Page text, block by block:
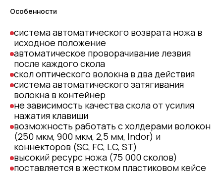
Особенности
система автоматического возврата ножа в
исходное положение
автоматическое проворачивание лезвия
после каждого скола
скол оптического волокна в два действия
система автоматического затягивания
волокна в контейнер
не зависимость качества скола от усилия
нажатия клавиши
возможность работать с холдерами волокон
(250 мкм, 900 мкм, 2,5 мм, Indor) и
коннекторов (SC, FC, LC, ST)
высокий ресурс ножа (75 000 сколов)
поставляется в жестком пластиковом кейсе